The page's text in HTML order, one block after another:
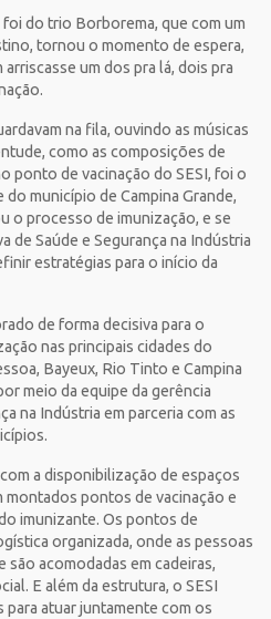
do trio Borborema, que com um
tornou o momento de espera,
um dos pra lá, dois pra
na fila, ouvindo as músicas
como as composições de
ponto de vacinação do SESI, foi o
município de Campina Grande,
o processo de imunização, e se
de Saúde e Segurança na Indústria
estratégias para o início da
de forma decisiva para o
nas principais cidades do
Bayeux, Rio Tinto e Campina
meio da equipe da gerência
na Indústria em parceria com as
a disponibilização de espaços
montados pontos de vacinação e
imunizante. Os pontos de
organizada, onde as pessoas
são acomodadas em cadeiras,
E além da estrutura, o SESI
atuar juntamente com os